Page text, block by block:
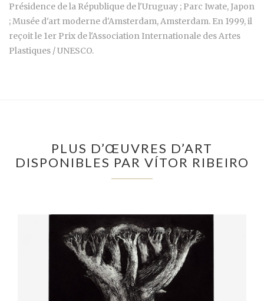
Présidence de la République de l'Uruguay ; Parc Iwate, Japon
; Musée d'art moderne d'Amsterdam, Amsterdam. En 1999, il
reçoit le 1er Prix de l'Association Internationale des Artes
Plastiques / UNESCO.
PLUS D’ŒUVRES D’ART
DISPONIBLES PAR VÍTOR RIBEIRO